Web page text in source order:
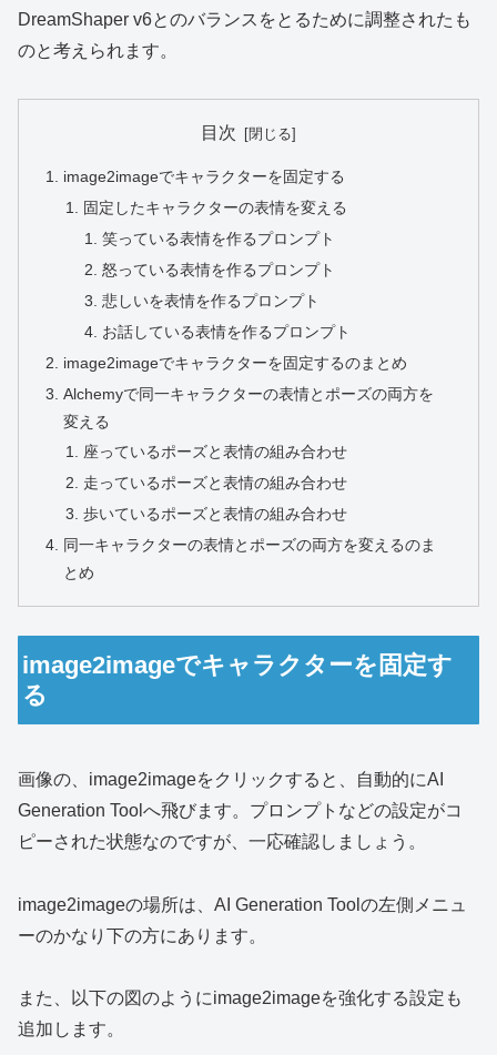
DreamShaper v6とのバランスをとるために調整されたも
のと考えられます。
目次
image2imageでキャラクターを固定する
固定したキャラクターの表情を変える
笑っている表情を作るプロンプト
怒っている表情を作るプロンプト
悲しいを表情を作るプロンプト
お話している表情を作るプロンプト
image2imageでキャラクターを固定するのまとめ
Alchemyで同一キャラクターの表情とポーズの両方を
変える
座っているポーズと表情の組み合わせ
走っているポーズと表情の組み合わせ
歩いているポーズと表情の組み合わせ
同一キャラクターの表情とポーズの両方を変えるのま
とめ
image2imageでキャラクターを固定す
る
画像の、image2imageをクリックすると、自動的にAI
Generation Toolへ飛びます。プロンプトなどの設定がコ
ピーされた状態なのですが、一応確認しましょう。
image2imageの場所は、AI Generation Toolの左側メニュ
ーのかなり下の方にあります。
また、以下の図のようにimage2imageを強化する設定も
追加します。